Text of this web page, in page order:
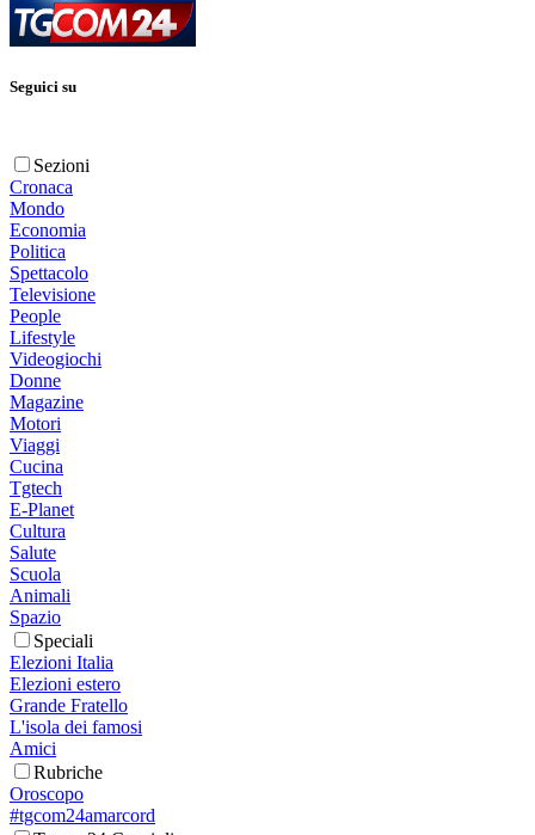
Seguici su
Sezioni
Cronaca
Mondo
Economia
Politica
Spettacolo
Televisione
People
Lifestyle
Videogiochi
Donne
Magazine
Motori
Viaggi
Cucina
Tgtech
E-Planet
Cultura
Salute
Scuola
Animali
Spazio
Speciali
Elezioni Italia
Elezioni estero
Grande Fratello
L'isola dei famosi
Amici
Rubriche
Oroscopo
#tgcom24amarcord